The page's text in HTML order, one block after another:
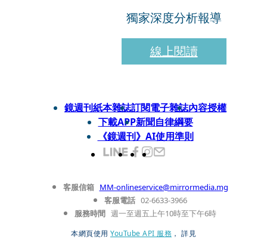
獨家深度分析報導
線上閱讀
鏡週刊紙本雜誌訂閱電子雜誌內容授權
下載APP新聞自律綱要
《鏡週刊》AI使用準則
客服信箱 MM-onlineservice@mirrormedia.mg
客服電話 02-6633-3966
服務時間 週一至週五上午10時至下午6時
本網頁使用 YouTube API 服務 ， 詳見